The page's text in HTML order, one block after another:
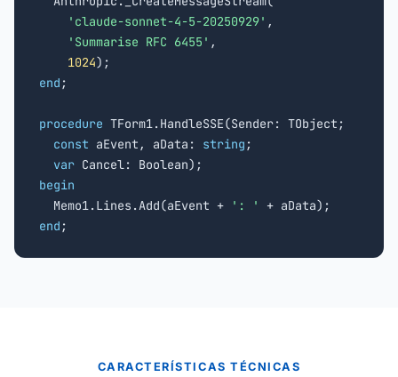
'claude-sonnet-4-5-20250929' ,
'Summarise RFC 6455' ,
1024
end ;
procedure TForm1.HandleSSE(Sender: TObject;
const aEvent, aData: string ;
var
begin
Memo1.Lines.Add(aEvent +
': '
end ;
CARACTERÍSTICAS TÉCNICAS